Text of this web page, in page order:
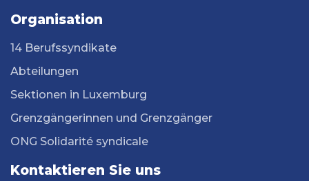
Organisation
14 Berufssyndikate
Abteilungen
Sektionen in Luxemburg
Grenzgängerinnen und Grenzgänger
ONG Solidarité syndicale
Kontaktieren Sie uns